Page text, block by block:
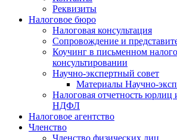
Реквизиты
Налоговое бюро
Налоговая консультация
Cопровождение и
Коучинг в письменном
консультировании
Научно-экспертный совет
Материалы Научно-
Налоговая отчетность
НДФЛ
Налоговое агентство
Членство